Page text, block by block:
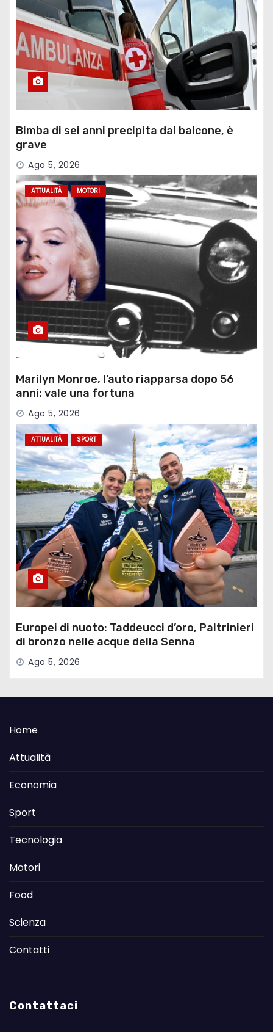
Bimba di sei anni precipita dal balcone, è
grave
Ago 5, 2026
ATTUALITÀ MOTORI
Marilyn Monroe, l’auto riapparsa dopo 56
anni: vale una fortuna
Ago 5, 2026
ATTUALITÀ SPORT
Europei di nuoto: Taddeucci d’oro, Paltrinieri
di bronzo nelle acque della Senna
Ago 5, 2026
Home
Attualità
Economia
Sport
Tecnologia
Motori
Food
Scienza
Contatti
Contattaci